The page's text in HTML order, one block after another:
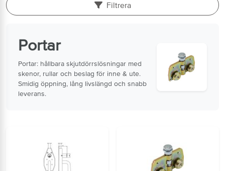
Filtrera
Portar
Portar: hållbara skjutdörrslösningar med
skenor, rullar och beslag för inne & ute.
Smidig öppning, lång livslängd och snabb
leverans.